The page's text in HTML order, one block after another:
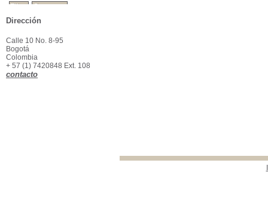
Dirección
Calle 10 No. 8-95
Bogotá
Colombia
+ 57 (1) 7420848 Ext. 108
contacto